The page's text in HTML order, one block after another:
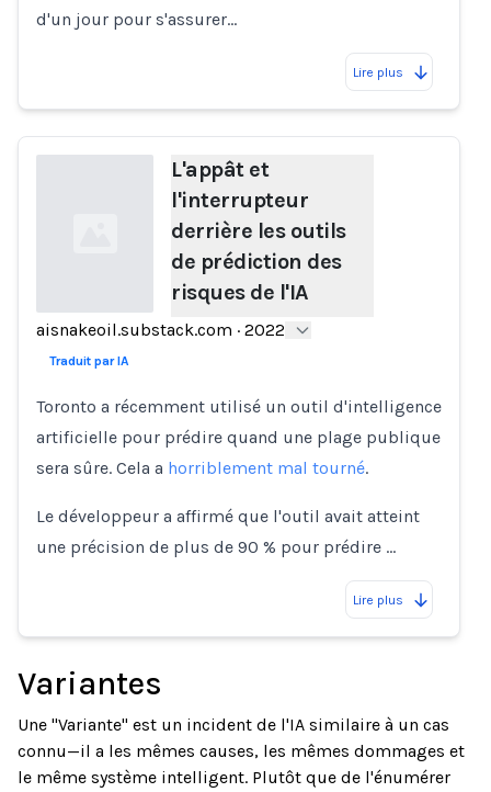
d'un jour pour s'assurer…
Lire plus
Loading...
L'appât et
l'interrupteur
derrière les outils
de prédiction des
risques de l'IA
aisnakeoil.substack.com · 2022
Traduit par IA
Toronto a récemment utilisé un outil d'intelligence
artificielle pour prédire quand une plage publique
sera sûre. Cela a horriblement mal tourné.
Le développeur a affirmé que l'outil avait atteint
une précision de plus de 90 % pour prédire …
Lire plus
Variantes
Une "Variante" est un incident de l'IA similaire à un cas
connu—il a les mêmes causes, les mêmes dommages et
le même système intelligent. Plutôt que de l'énumérer